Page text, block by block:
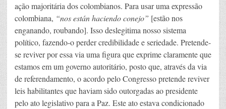
ação majoritária dos colombianos. Para usar uma expressão
colombiana, “nos están haciendo conejo” [estão nos
enganando, roubando]. Isso deslegitima nosso sistema
político, fazendo-o perder credibilidade e seriedade. Pretende-
se reviver por essa via uma figura que exprime claramente que
estamos em um governo autoritário, posto que, através da via
de referendamento, o acordo pelo Congresso pretende reviver
leis habilitantes que haviam sido outorgadas ao presidente
pelo ato legislativo para a Paz. Este ato estava condicionado